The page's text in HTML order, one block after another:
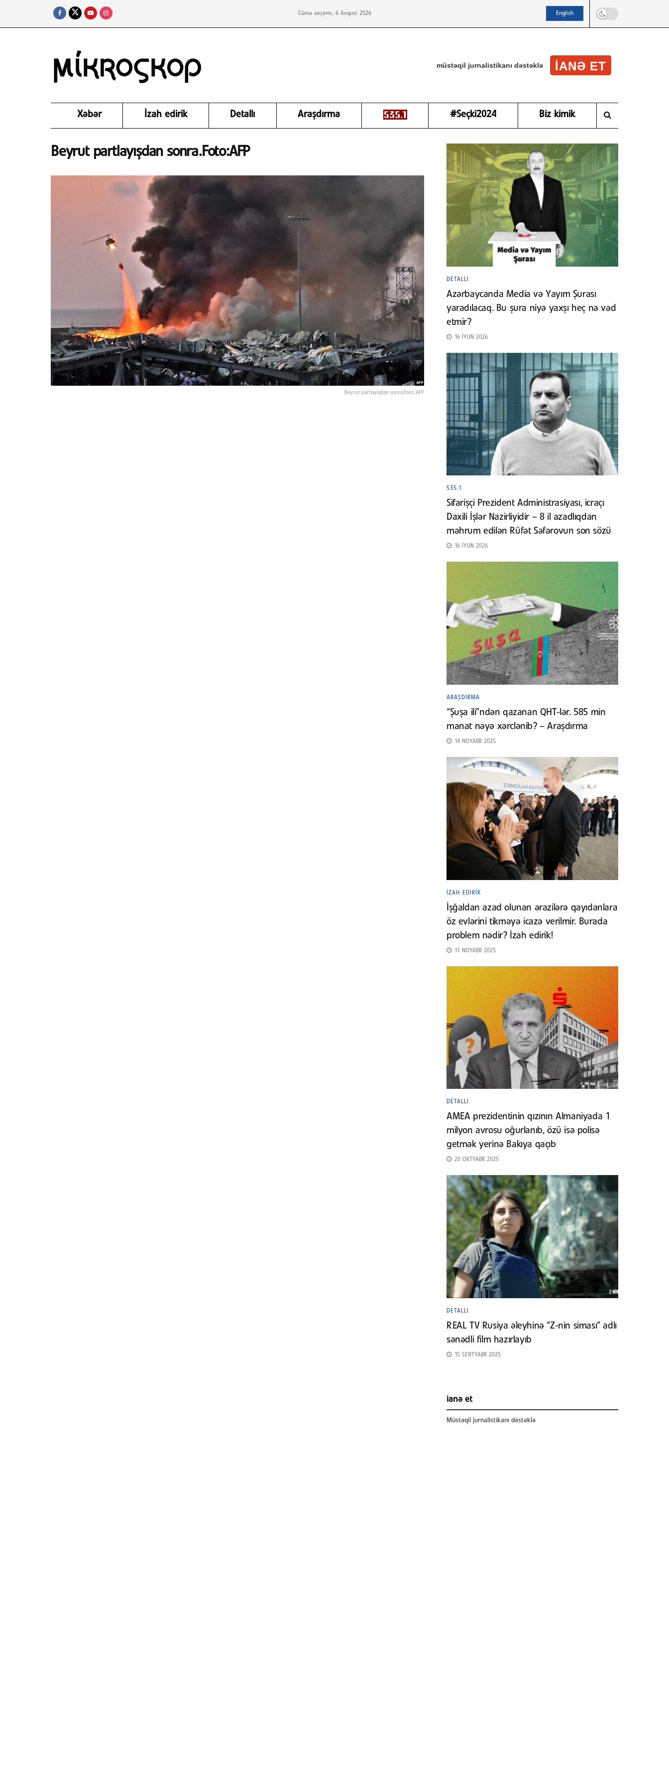
Cümə axşamı, 6 Avqust 2026 English
müstəqil jurnalistikanı dəstəklə IANƏ ET
Xəbər İzah edirik Detallı Araşdırma #Seçki2024 Biz kimik
Beyrut partlayışdan sonra.Foto:AFP
Beyrut partlayışdan sonra.Foto:AFP
DETALLI
Azərbaycanda Media və Yayım Şurası
yaradılacaq. Bu şura niyə yaxşı heç nə vəd
etmir?
16 İYUN 2026
535.1
Sifarişçi Prezident Administrasiyası, icraçı
Daxili İşlər Nazirliyidir – 8 il azadlıqdan
məhrum edilən Rüfət Səfərovun son sözü
16 İYUN 2026
ARAŞDIRMA
“Şuşa ili”ndən qazanan QHT-lər. 585 min
manat nəyə xərclənib? – Araşdırma
14 NOYABR 2025
İZAH EDIRIK
İşğaldan azad olunan ərazilərə qayıdanlara
öz evlərini tikməyə icazə verilmir. Burada
problem nədir? İzah edirik!
11 NOYABR 2025
DETALLI
AMEA prezidentinin qızının Almaniyada 1
milyon avrosu oğurlanıb, özü isə polisə
getmək yerinə Bakıya qaçıb
20 OKTYABR 2025
DETALLI
REAL TV Rusiya əleyhinə “Z-nin siması” adlı
sənədli film hazırlayıb
15 SENTYABR 2025
ianə et
Müstəqil jurnalistikanı dəstəklə